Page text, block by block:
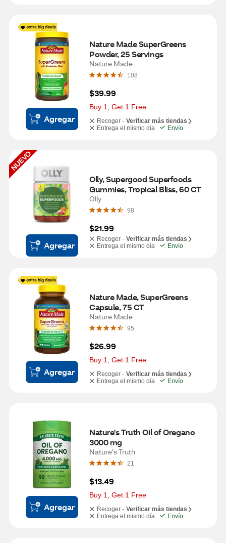
Agregar
Nature Made SuperGreens
Powder, 25 Servings
Nature Made
108
$39.99
Buy 1, Get 1 Free
Recoger - Verificar más tiendas
Entrega el mismo día
Envío
NUEVO
Agregar
Olly, Supergood Superfoods
Gummies, Tropical Bliss, 60 CT
Olly
98
$21.99
Recoger - Verificar más tiendas
Entrega el mismo día
Envío
Agregar
Nature Made, SuperGreens
Capsule, 75 CT
Nature Made
95
$26.99
Buy 1, Get 1 Free
Recoger - Verificar más tiendas
Entrega el mismo día
Envío
Agregar
Nature's Truth Oil of Oregano
3000 mg
Nature's Truth
21
$13.49
Buy 1, Get 1 Free
Recoger - Verificar más tiendas
Entrega el mismo día
Envío